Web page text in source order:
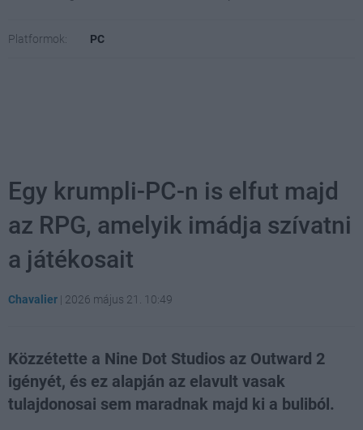
Platformok: PC
Egy krumpli-PC-n is elfut majd
az RPG, amelyik imádja szívatni
a játékosait
Chavalier | 2026 május 21. 10:49
Közzétette a Nine Dot Studios az Outward 2
igényét, és ez alapján az elavult vasak
tulajdonosai sem maradnak majd ki a buliból.